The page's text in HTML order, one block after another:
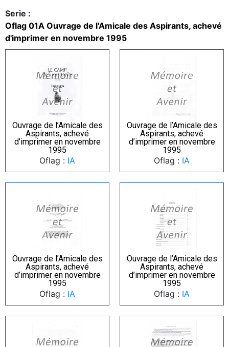
Serie :
Oflag 01A Ouvrage de l'Amicale des Aspirants, achevé
d'imprimer en novembre 1995
Ouvrage de l’Amicale des
Aspirants, achevé
d’imprimer en novembre
1995
Oflag : IA
Ouvrage de l’Amicale des
Aspirants, achevé
d’imprimer en novembre
1995
Oflag : IA
Ouvrage de l’Amicale des
Aspirants, achevé
d’imprimer en novembre
1995
Oflag : IA
Ouvrage de l’Amicale des
Aspirants, achevé
d’imprimer en novembre
1995
Oflag : IA